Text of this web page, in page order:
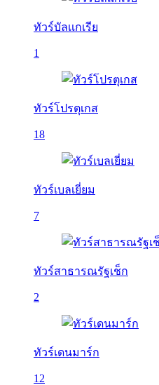
ทัวร์บัลเเกเรีย
1
ทัวร์โปรตุเกส
18
ทัวร์เบลเยี่ยม
7
ทัวร์สาธารณรัฐเช็ก
2
ทัวร์เดนมาร์ก
12